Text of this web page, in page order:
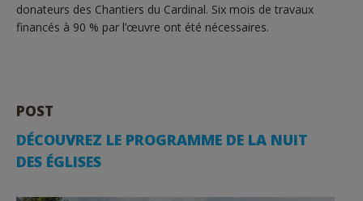
donateurs des Chantiers du Cardinal. Six mois de travaux
financés à 90 % par l’œuvre ont été nécessaires.
POST
DÉCOUVREZ LE PROGRAMME DE LA NUIT
DES ÉGLISES